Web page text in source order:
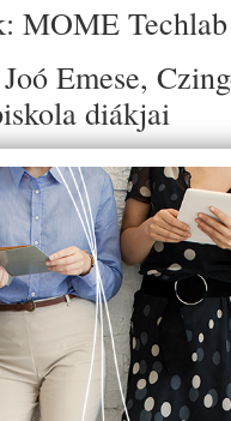
MOME Techlab
Emese,
diákjai